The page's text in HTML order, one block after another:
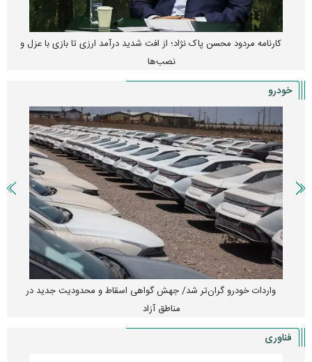
کارنامه مردود محسن پاک‌ نژاد؛ از افت شدید درآمد ارزی تا بازی با عزل و
نصب‌ها
خودرو
واردات خودرو گران‌تر شد/ جهش گواهی اسقاط و محدودیت جدید در
مناطق آزاد
فناوری